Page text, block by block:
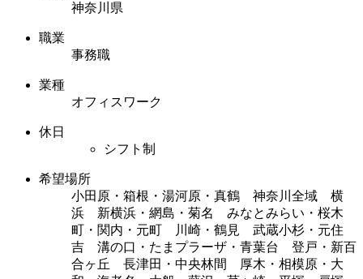
神奈川県
職業
事務職
業種
オフィスワーク
休日
シフト制
希望場所
小田原・箱根・湯河原・真鶴 神奈川全域 横
浜 新横浜・網島・菊名 みなとみらい・桜木
町・関内・元町 川崎・鶴見 武蔵小杉・元住
吉 溝の口・たまプラーザ・青葉台 登戸・新百
合ヶ丘 長津田・中央林間 厚木・相模原・大